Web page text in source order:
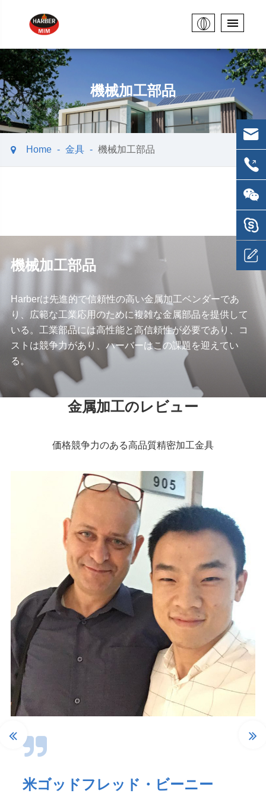
機械加工部品
Home 金具 機械加工部品
機械加工部品
Harberは先進的で信頼性の高い金属加工ベンダーであ
り、広範な工業応用のために複雑な金属部品を提供して
いる。工業部品には高性能と高信頼性が必要であり、コ
ストは競争力があり、ハーバーはこの課題を迎えてい
る。
金属加工のレビュー
価格競争力のある高品質精密加工金具
米ゴッドフレッド・ビーニー